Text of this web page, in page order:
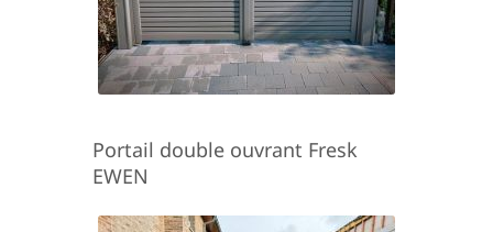
Portail double ouvrant Fresk
EWEN